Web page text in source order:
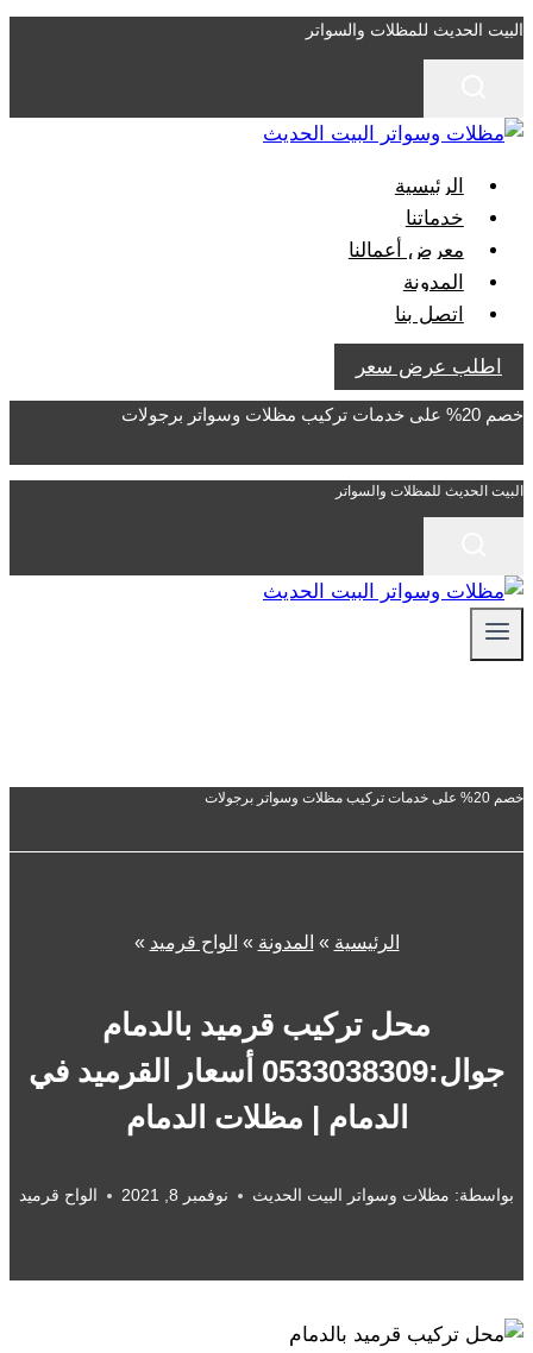
التجاوز
إلى
البيت الحديث للمظلات والسواتر
الرئيسية
خدماتنا
معرض أعمالنا
المدونة
اتصل بنا
اطلب عرض سعر
خصم 20% على خدمات تركيب مظلات وسواتر برجولات
البيت الحديث للمظلات والسواتر
خصم 20% على خدمات تركيب مظلات وسواتر برجولات
الرئيسية » المدونة » الواح قرميد »
محل تركيب قرميد بالدمام
جوال:0533038309 أسعار القرميد في
الدمام | مظلات الدمام
بواسطة: مظلات وسواتر البيت الحديث نوفمبر 8, 2021 الواح قرميد